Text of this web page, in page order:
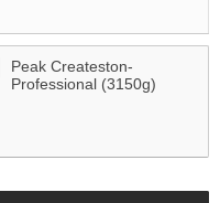
Peak Createston-
Professional (3150g)